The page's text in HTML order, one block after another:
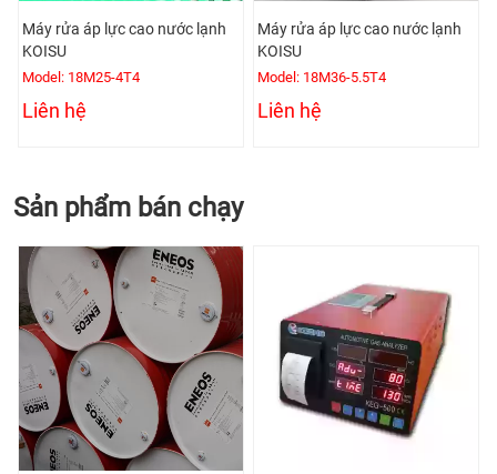
Máy rửa áp lực cao nước lạnh
KOISU
Model: 18M25-4T4
Liên hệ
Máy rửa áp lực cao nước lạnh
KOISU
Model: 18M36-5.5T4
Liên hệ
Sản phẩm bán chạy